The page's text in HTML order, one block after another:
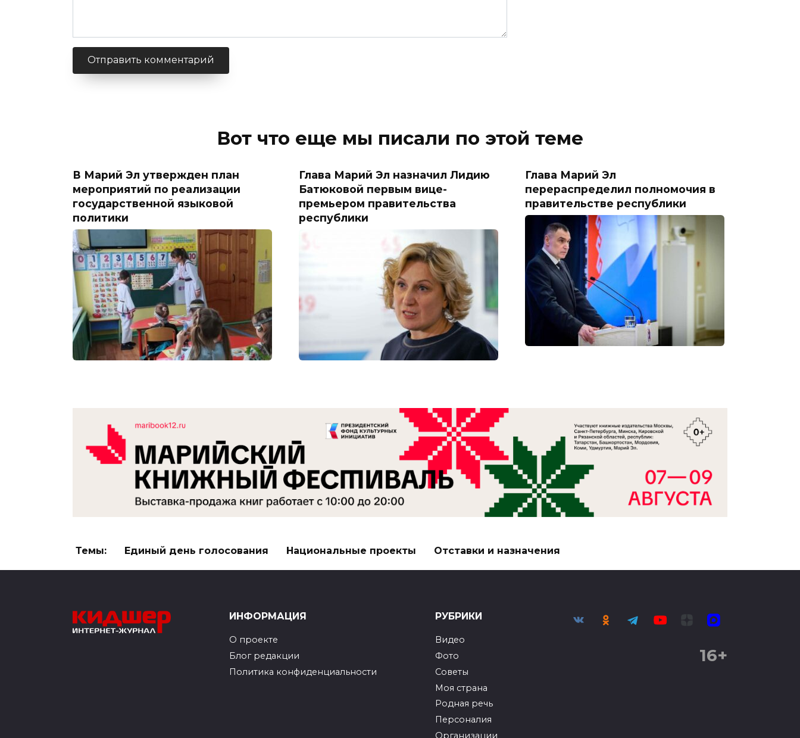
Вот что еще мы писали по этой теме
В Марий Эл утвержден план
мероприятий по реализации
государственной языковой
политики
Глава Марий Эл назначил Лидию
Батюковой первым вице-
премьером правительства
республики
Глава Марий Эл
перераспределил полномочия в
правительстве республики
Темы: Единый день голосования Национальные проекты Отставки и назначения
ИНФОРМАЦИЯ
О проекте
Блог редакции
Политика конфиденциальности
РУБРИКИ
Видео
Фото
Советы
Моя страна
Родная речь
Персоналия
Организации
16+